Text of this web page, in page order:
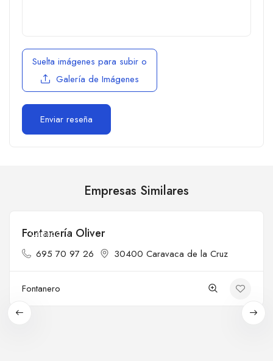
Suelta imágenes para subir o
Galería de Imágenes
Empresas Similares
Cerrado
Fontanería Oliver
695 70 97 26 30400 Caravaca de la Cruz
Fontanero